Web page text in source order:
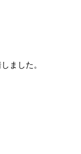
ました。